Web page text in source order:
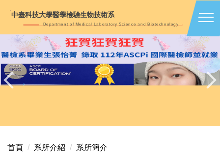
內
容
區
中臺科技大學醫學檢驗生物技術系
Department of Medical Laboratory Science and Biotechnology
首頁 系所介紹 系所簡介